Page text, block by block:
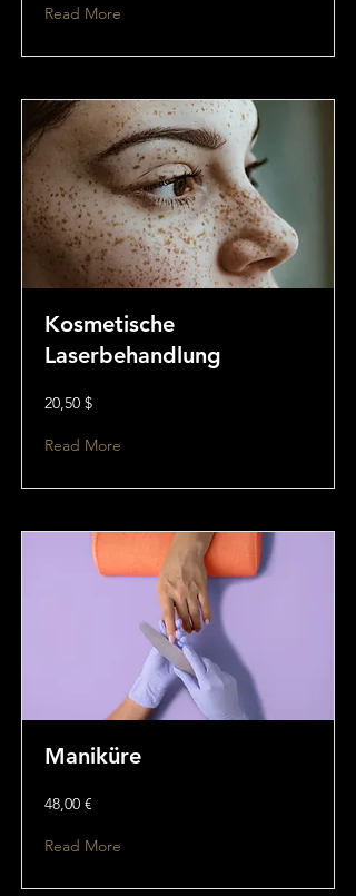
Read More
Kosmetische
Laserbehandlung
20,50 $
Read More
Maniküre
48,00 €
Read More